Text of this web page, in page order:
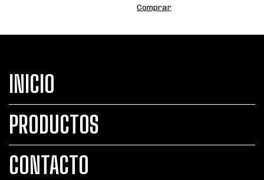
INICIO
PRODUCTOS
CONTACTO